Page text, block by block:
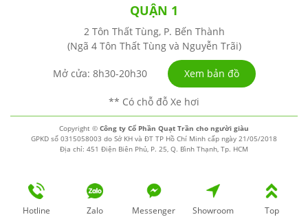
QUẬN 1
2 Tôn Thất Tùng, P. Bến Thành
(Ngã 4 Tôn Thất Tùng và Nguyễn Trãi)
Mở cửa: 8h30-20h30 Xem bản đồ
** Có chỗ đỗ Xe hơi
Copyright © Công ty Cổ Phần Quạt Trần cho người giàu
GPKD số 0315058003 do Sở KH và ĐT TP Hồ Chí Minh cấp ngày 21/05/2018
Địa chỉ: 451 Điện Biên Phủ, P. 25, Q. Bình Thạnh, Tp. HCM
Hotline Zalo Messenger Showroom Top